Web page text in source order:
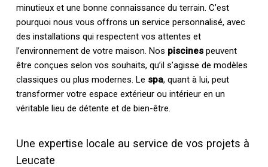
minutieux et une bonne connaissance du terrain. C’est
pourquoi nous vous offrons un service personnalisé, avec
des installations qui respectent vos attentes et
l’environnement de votre maison. Nos piscinespeuvent
être conçues selon vos souhaits, qu’il s’agisse de modèles
classiques ou plus modernes. Le spa, quant à lui, peut
transformer votre espace extérieur ou intérieur en un
véritable lieu de détente et de bien-être.
Une expertise locale au service de vos projets à
Leucate